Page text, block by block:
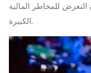
للمخاطر المالية
الكبيرة.